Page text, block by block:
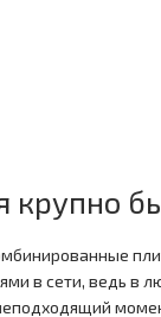
в сети,